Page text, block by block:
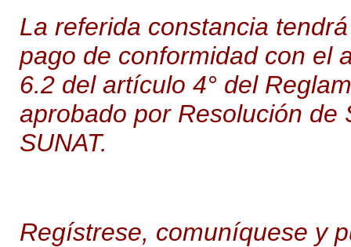
La referida constancia
pago de conformidad con el
6.2 del artículo 4° del
aprobado por Resolución de
SUNAT.
Regístrese, comuníquese y